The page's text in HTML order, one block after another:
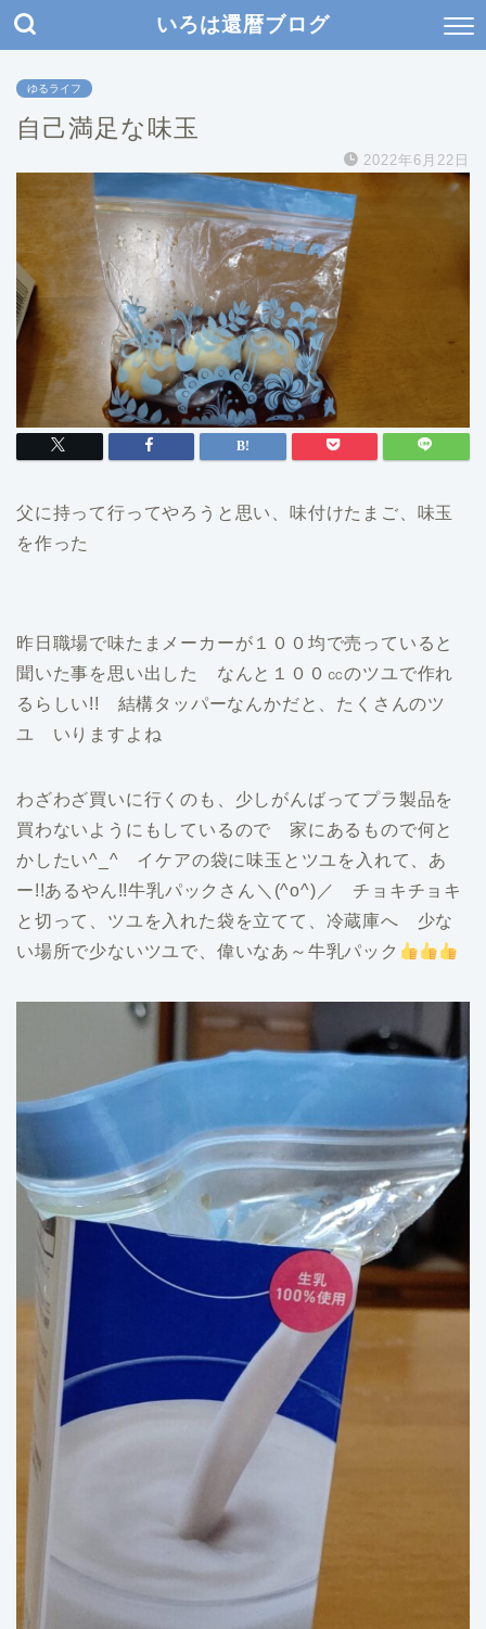
いろは還暦ブログ
ゆるライフ
自己満足な味玉
2022年6月22日
父に持って行ってやろうと思い、味付けたまご、味玉
を作った
昨日職場で味たまメーカーが１００均で売っていると
聞いた事を思い出した なんと１００㏄のツユで作れ
るらしい!! 結構タッパーなんかだと、たくさんのツ
ユ いりますよね
わざわざ買いに行くのも、少しがんばってプラ製品を
買わないようにもしているので 家にあるもので何と
かしたい^_^ イケアの袋に味玉とツユを入れて、あ
ー!!あるやん!!牛乳パックさん＼(^o^)／ チョキチョキ
と切って、ツユを入れた袋を立てて、冷蔵庫へ 少な
い場所で少ないツユで、偉いなあ～牛乳パック